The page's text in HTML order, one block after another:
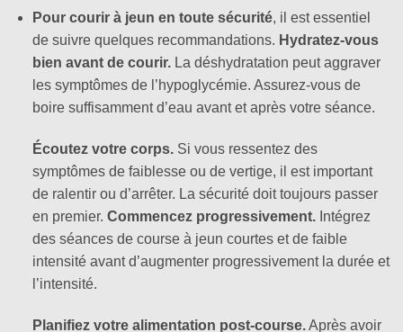
Pour courir à jeun en toute sécurité, il est essentiel
de suivre quelques recommandations. Hydratez-vous
bien avant de courir.La déshydratation peut aggraver
les symptômes de l’hypoglycémie. Assurez-vous de
boire suffisamment d’eau avant et après votre séance.
Écoutez votre corps.Si vous ressentez des
symptômes de faiblesse ou de vertige, il est important
de ralentir ou d’arrêter. La sécurité doit toujours passer
en premier. Commencez progressivement.Intégrez
des séances de course à jeun courtes et de faible
intensité avant d’augmenter progressivement la durée et
l’intensité.
Planifiez votre alimentation post-course.Après avoir